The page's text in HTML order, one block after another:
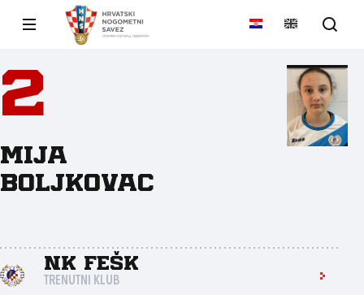
2
Mija
Boljkovac
NK FEŠK
TRENUTNI KLUB